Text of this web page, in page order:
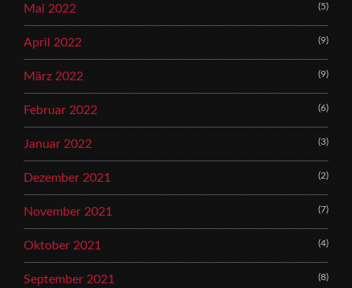
Mai 2022 (5)
April 2022 (9)
März 2022 (9)
Februar 2022 (6)
Januar 2022 (3)
Dezember 2021 (2)
November 2021 (7)
Oktober 2021 (4)
September 2021 (8)